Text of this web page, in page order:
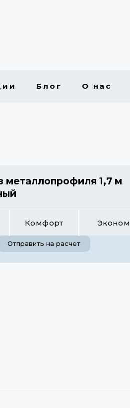
Блог О нас
металлопрофиля 1,7 м
Комфорт Эконом
Отправить на расчет